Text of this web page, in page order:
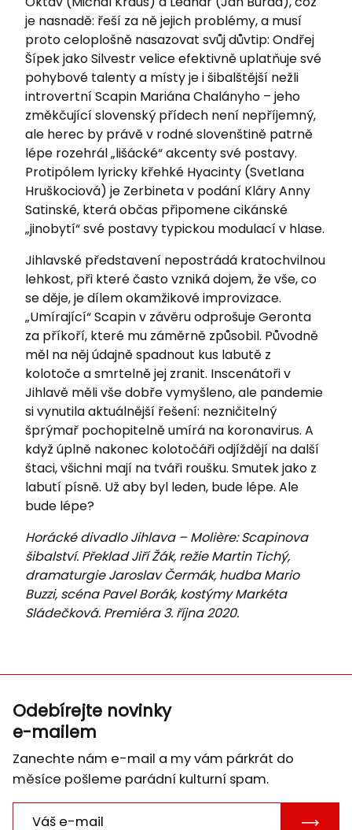
je nasnadě: řeší za ně jejich problémy, a musí
proto celoplošně nasazovat svůj důvtip: Ondřej
Šípek jako Silvestr velice efektivně uplatňuje své
pohybové talenty a místy je i šibalštější nežli
introvertní Scapin Mariána Chalányho – jeho
změkčující slovenský přídech není nepříjemný,
ale herec by právě v rodné slovenštině patrně
lépe rozehrál „lišácké“ akcenty své postavy.
Protipólem lyricky křehké Hyacinty (Svetlana
Hruškociová) je Zerbineta v podání Kláry Anny
Satinské, která občas připomene cikánské
„jinobytí“ své postavy typickou modulací v hlase.
Jihlavské představení nepostrádá kratochvilnou
lehkost, při které často vzniká dojem, že vše, co
se děje, je dílem okamžikové improvizace.
„Umírající“ Scapin v závěru odprošuje Geronta
za příkoří, které mu záměrně způsobil. Původně
měl na něj údajně spadnout kus labutě z
kolotoče a smrtelně jej zranit. Inscenátoři v
Jihlavě měli vše dobře vymyšleno, ale pandemie
si vynutila aktuálnější řešení: nezničitelný
šprýmař pochopitelně umírá na koronavirus. A
když úplně nakonec kolotočáři odjíždějí na další
štaci, všichni mají na tváři roušku. Smutek jako z
labutí písně. Už aby byl leden, bude lépe. Ale
bude lépe?
Horácké divadlo Jihlava – Molière: Scapinova
šibalství. Překlad Jiří Žák, režieMartin Tichý,
dramaturgie Jaroslav Čermák, hudba Mario
Buzzi, scéna Pavel Borák, kostýmy Markéta
Sládečková. Premiéra 3. října 2020.
Odebírejte novinky
e-mailem
Zanechte nám e-mail a my vám párkrát do
měsíce pošleme parádní kulturní spam.